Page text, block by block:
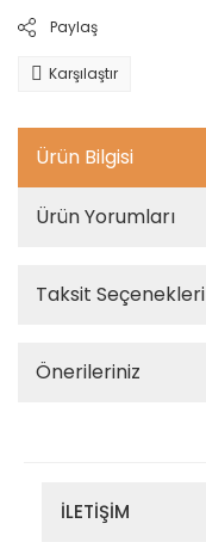
Paylaş
Karşılaştır
Ürün Bilgisi
Ürün Yorumları
Taksit Seçenekleri
Önerileriniz
İLETİŞİM